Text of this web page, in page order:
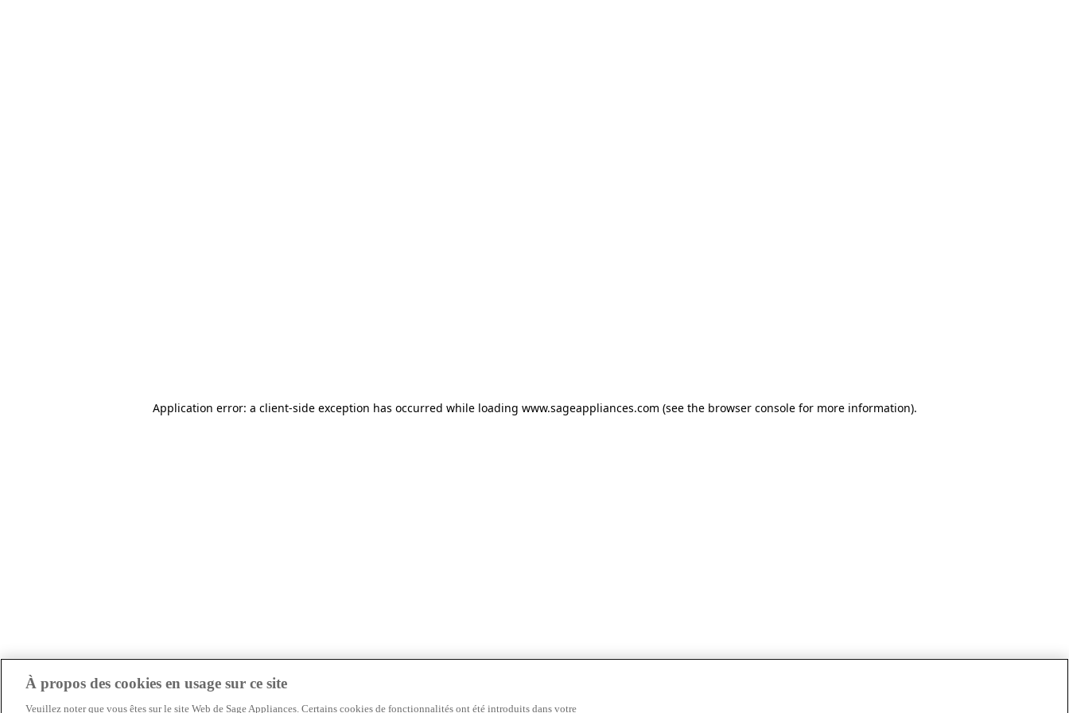
Application error: a client-side exception has occurred while loading www.sageappliances.com (see the browser console for more information).
À propos des cookies en usage sur ce site
Veuillez noter que vous êtes sur le site Web de Sage Appliances. Certains cookies de fonctionnalités ont été introduits dans votre